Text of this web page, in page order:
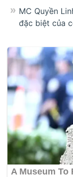
MC Quyền
đặc biệt của